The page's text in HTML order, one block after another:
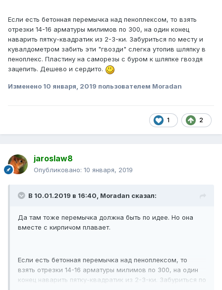
Если есть бетонная перемычка над пеноплексом, то взять
отрезки 14-16 арматуры милимов по 300, на один конец
наварить пятку-квадратик из 2-3-ки. Забуриться по месту и
кувалдометром забить эти "гвозди" слегка утопив шляпку в
пеноплекс. Пластину на саморезы с буром к шляпке гвоздя
зацепить. Дешево и сердито.
Изменено 10 января, 2019 пользователем Moradan
1 2
jaroslaw8
Опубликовано: 10 января, 2019
В 10.01.2019 в 16:40, Moradan сказал:
Да там тоже перемычка должна быть по идее. Но она
вместе с кирпичом плавает.
Если есть бетонная перемычка над пеноплексом, то
взять отрезки 14-16 арматуры милимов по 300, на один
конец наварить пятку-квадратик из 2-3-ки. Забуриться по